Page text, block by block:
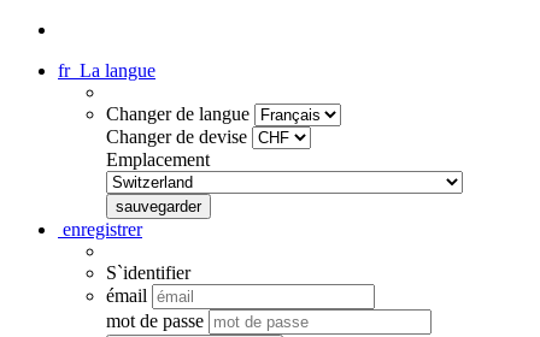
fr La langue
Changer de langue
Changer de devise
Emplacement
enregistrer
S`identifier
émail
mot de passe